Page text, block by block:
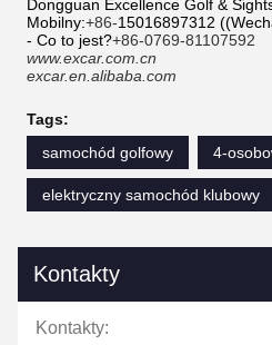
Dongguan Excellence Golf &
Mobilny:+86-15016897312
- Co to jest?+86-0769-81107592
www.excar.com.cn
excar.en.alibaba.com
Tags:
samochód golfowy
4-
elektryczny samochód klubowy
Kontakty
Kontakty: